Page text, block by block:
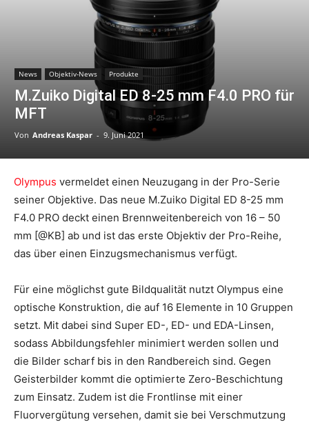
News Objektiv-News Produkte
M.Zuiko Digital ED 8-25 mm F4.0 PRO für
MFT
Von Andreas Kaspar - 9. Juni 2021
Olympus vermeldet einen Neuzugang in der Pro-Serie
seiner Objektive. Das neue M.Zuiko Digital ED 8-25 mm
F4.0 PRO deckt einen Brennweitenbereich von 16 – 50
mm [@KB] ab und ist das erste Objektiv der Pro-Reihe,
das über einen Einzugsmechanismus verfügt.
Für eine möglichst gute Bildqualität nutzt Olympus eine
optische Konstruktion, die auf 16 Elemente in 10 Gruppen
setzt. Mit dabei sind Super ED-, ED- und EDA-Linsen,
sodass Abbildungsfehler minimiert werden sollen und
die Bilder scharf bis in den Randbereich sind. Gegen
Geisterbilder kommt die optimierte Zero-Beschichtung
zum Einsatz. Zudem ist die Frontlinse mit einer
Fluorvergütung versehen, damit sie bei Verschmutzung